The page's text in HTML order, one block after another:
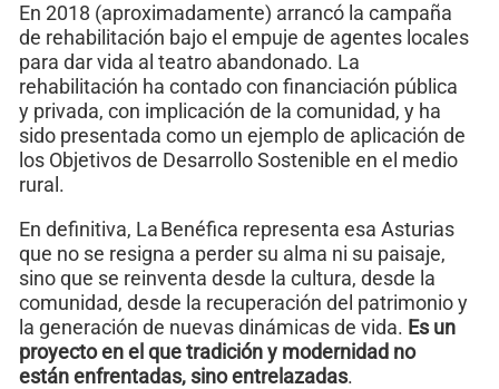
En 2018 (aproximadamente) arrancó la campaña
de rehabilitación bajo el empuje de agentes locales
para dar vida al teatro abandonado. La
rehabilitación ha contado con financiación pública
y privada, con implicación de la comunidad, y ha
sido presentada como un ejemplo de aplicación de
los Objetivos de Desarrollo Sostenible en el medio
rural.
En definitiva, La Benéfica representa esa Asturias
que no se resigna a perder su alma ni su paisaje,
sino que se reinventa desde la cultura, desde la
comunidad, desde la recuperación del patrimonio y
la generación de nuevas dinámicas de vida. Es un
proyecto en el que tradición y modernidad no
están enfrentadas, sino entrelazadas.